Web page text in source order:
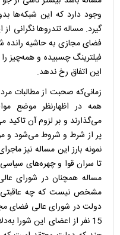
وجود دارد که این شبکه‌ها
گیرد. مساله تندروها نگرانی
فضای مجازی به حاشیه رانده
فیلترینگ چسبیده و همه‌چیز
این اتفاق رخ ندهد.
زمانی‌که صحبت از مطالبات
همه در اظهارنظر موضع
می‌گذارند و بر لزوم آن تاکید
پر از شرط و شروط می‌شود و
نمونه بارز این مساله نیز
تا سران قوا و چهره‌های
مساله همچنان در شورای
مشخص نیست که چه
دولت در شورای عالی فضای
15 نفر از اعضای این شورا